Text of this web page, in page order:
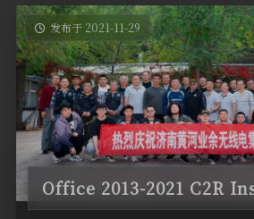
关于黄河
黄河使命
黄河新闻
政策法规
活动竞赛
行业新闻
无线电资料
BA4II
图文教程
视频资料
HAM技巧
器材专区
车载类别
摩托车
编号申请
黄河直播
编号查询
发布于 2021-11-29
Office 2013-2021 C2R